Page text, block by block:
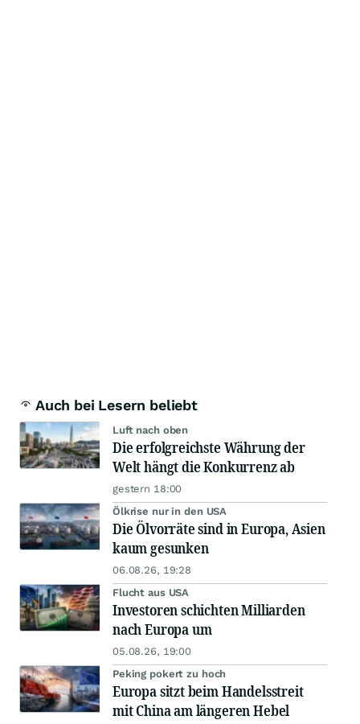
Auch bei Lesern beliebt
Luft nach oben
Die erfolgreichste Währung der
Welt hängt die Konkurrenz ab
gestern 18:00
Ölkrise nur in den USA
Die Ölvorräte sind in Europa, Asien
kaum gesunken
06.08.26, 19:28
Flucht aus USA
Investoren schichten Milliarden
nach Europa um
05.08.26, 19:00
Peking pokert zu hoch
Europa sitzt beim Handelsstreit
mit China am längeren Hebel